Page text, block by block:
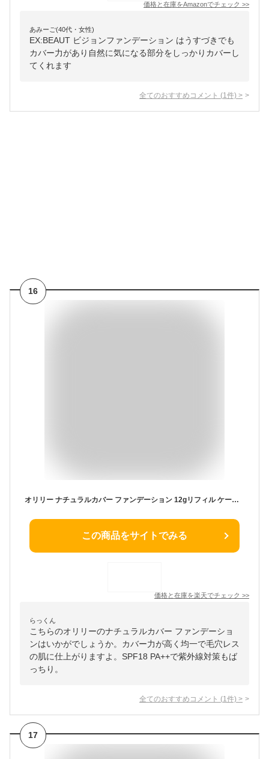
価格と在庫をAmazonでチェック >>
あみーご(40代・女性)
EX:BEAUT ビジョンファンデーション はうすづきでも
カバー力があり自然に気になる部分をしっかりカバーし
てくれます
全てのおすすめコメント (1 件) >
16
オリリー ナチュラルカバー ファンデーション 12gリフィル ケースなし 全7色 詰め替え用 [ SPF18 PA++ メイクアップ サロン専売品 おすすめ 人気 化粧品 ] メール便 対応 O'LEARY ev_pt
この商品をサイトでみる
価格と在庫を楽天でチェック >>
らっくん
こちらのオリリーのナチュラルカバー ファンデーショ
ンはいかがでしょうか。カバー力が高く均一で毛穴レス
の肌に仕上がりますよ。SPF18 PA++で紫外線対策もば
っちり。
全てのおすすめコメント (1 件) >
17